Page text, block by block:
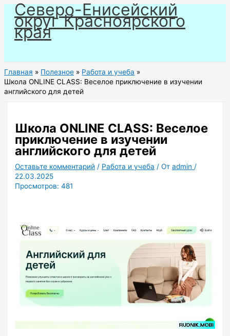
Перейти
содержимому
Северо-Енисейский
округ Красноярского
края
Главная Полезное
Работа и учеба
Школа ONLINE CLASS: Веселое приключение в изучении
английского для детей
Школа ONLINE CLASS: Веселое
приключение в изучении
английского для детей
Оставьте комментарий / Работа и учеба / Отadmin /
22.03.2025
Просмотров: 481